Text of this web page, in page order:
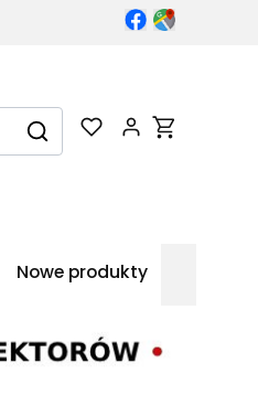
WyczyśćSzukaj
Produkty w
Nowe produkty